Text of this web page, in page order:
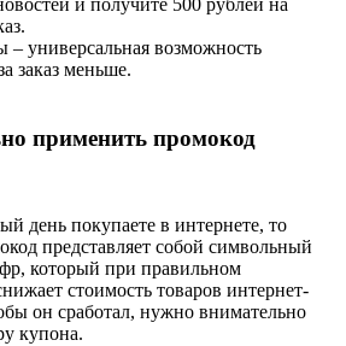
и получите 500 рублей на
– универсальная возможность
заказ меньше.
применить промокод
день покупаете в интернете, то
представляет собой символьный
который при правильном
стоимость товаров интернет-
он сработал, нужно внимательно
купона.